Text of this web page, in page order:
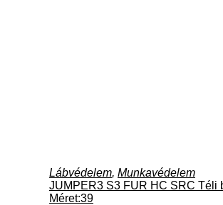
JUMPER3 S3 FUR HC SRC Téli
Méret:39
Lábvédelem, Munkavédelem